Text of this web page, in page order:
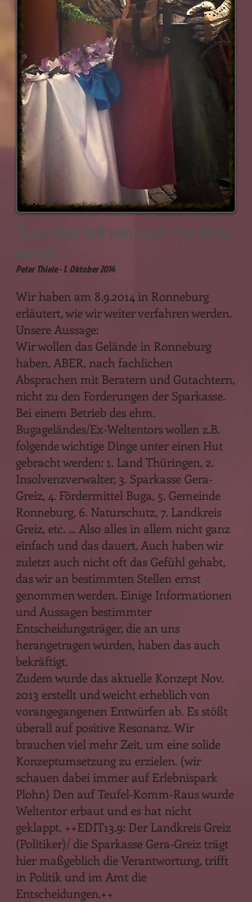
"Lasst dem Volk sein Land" - Der König
spricht:
Peter Thiele - 1. Oktober 2014
Wir haben am 8.9.2014 in Ronneburg
erläutert, wie wir weiter verfahren werden.
Unsere Aussage:
Wir wollen das Gelände in Ronneburg
haben, ABER, nach fachlichen
Absprachen mit Beratern und Gutachtern,
nicht zu den Forderungen der Sparkasse.
Bei einem Betrieb des ehm.
Bugageländes/Ex-Weltentors wollen z.B.
folgende wichtige Dinge unter einen Hut
gebracht werden: 1. Land Thüringen, 2.
Insolvenzverwalter, 3. Sparkasse Gera-
Greiz, 4. Fördermittel Buga, 5. Gemeinde
Ronneburg, 6. Naturschutz, 7. Landkreis
Greiz, etc. ... Also alles in allem nicht ganz
einfach und das dauert. Auch haben wir
zuletzt auch nicht oft das Gefühl gehabt,
das wir an bestimmten Stellen ernst
genommen werden. Einige Informationen
und Aussagen bestimmter
Entscheidungsträger, die an uns
herangetragen wurden, haben das auch
bekräftigt.
Zudem wurde das aktuelle Konzept Nov.
2013 erstellt und weicht erheblich von
vorangegangenen Entwürfen ab. Es stößt
überall auf positive Resonanz. Wir
brauchen viel mehr Zeit, um eine solide
Konzeptumsetzung zu erzielen. (wir
schauen dabei immer auf Erlebnispark
Plohn) Den auf Teufel-Komm-Raus wurde
Weltentor erbaut und es hat nicht
geklappt. ++EDIT13.9: Der Landkreis Greiz
(Politiker)/ die Sparkasse Gera-Greiz trägt
hier maßgeblich die Verantwortung, trifft
in Politik und im Amt die
Entscheidungen.++